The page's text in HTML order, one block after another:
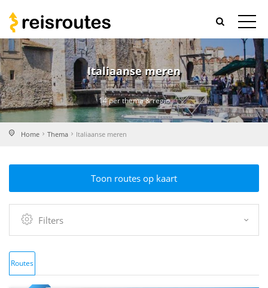
Italiaanse meren
14 per thema & regio
Home Thema Italiaanse meren
Toon routes op kaart
Filters
Routes